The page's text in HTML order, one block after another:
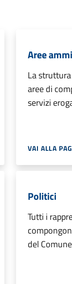
Aree
La
aree di
servizi
VAI ALLA
Politici
Tutti i
del Comune